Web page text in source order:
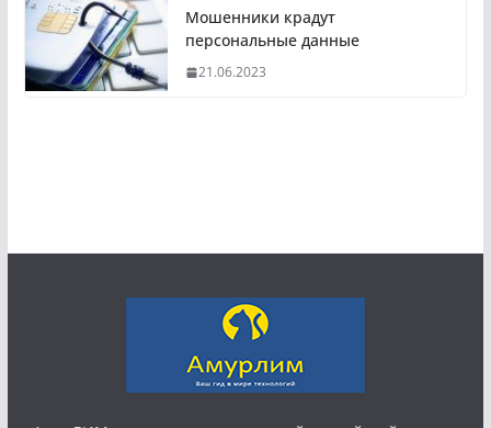
Мошенники крадут
персональные данные
21.06.2023